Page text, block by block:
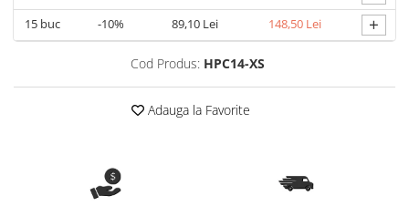
Ziua Tatalui
15buc -10% 89,10 Lei 148,50 Lei +
Cod Produs: HPC14-XS
Adauga la Favorite